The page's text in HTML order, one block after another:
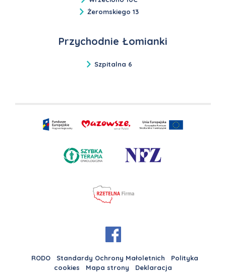
Żeromskiego 13
Przychodnie Łomianki
Szpitalna 6
RODO Standardy Ochrony Małoletnich
Polityka
cookies
Mapa strony
Deklaracja